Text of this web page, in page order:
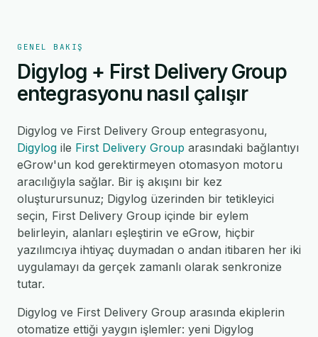
GENEL BAKIŞ
Digylog + First Delivery Group
entegrasyonu nasıl çalışır
Digylog ve First Delivery Group entegrasyonu,
Digylog ile First Delivery Group arasındaki bağlantıyı
eGrow'un kod gerektirmeyen otomasyon motoru
aracılığıyla sağlar. Bir iş akışını bir kez
oluşturursunuz; Digylog üzerinden bir tetikleyici
seçin, First Delivery Group içinde bir eylem
belirleyin, alanları eşleştirin ve eGrow, hiçbir
yazılımcıya ihtiyaç duymadan o andan itibaren her iki
uygulamayı da gerçek zamanlı olarak senkronize
tutar.
Digylog ve First Delivery Group arasında ekiplerin
otomatize ettiği yaygın işlemler: yeni Digylog